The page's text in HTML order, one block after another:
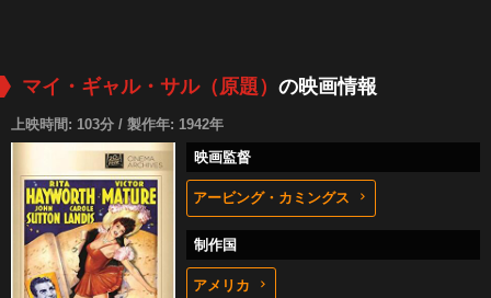
マイ・ギャル・サル（原題） の映画情報
上映時間: 103分 / 製作年: 1942年
映画監督
アービング・カミングス
制作国
アメリカ